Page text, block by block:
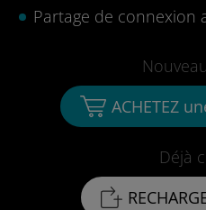
Partage de connexion
Déjà
ACHETEZ